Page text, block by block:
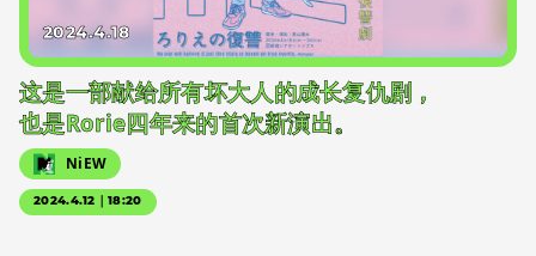
2024.4.18
这是一部献给所有坏大人的成长复仇剧，
也是Rorie四年来的首次新演出。
NiEW
2024.4.12｜18:20